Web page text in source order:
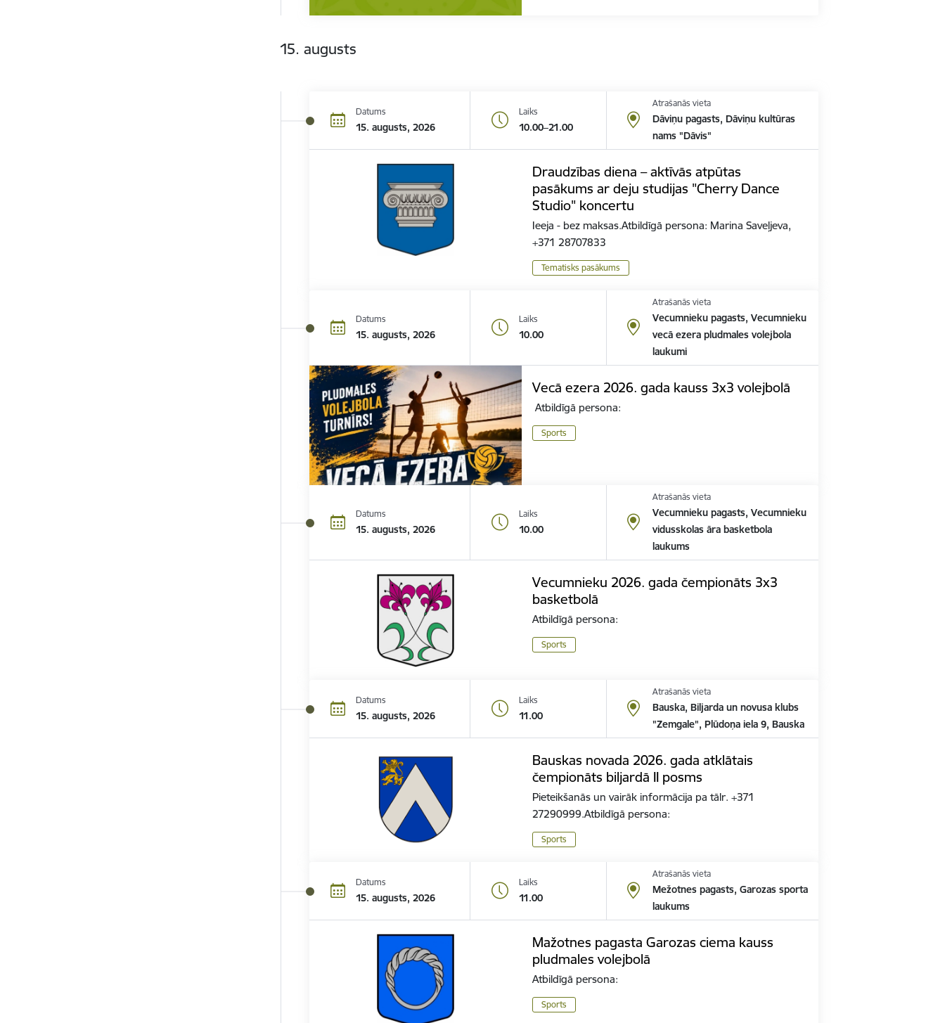
15. augusts
Datums
15. augusts, 2026
Laiks
10.00–21.00
Atrašanās vieta
Dāviņu pagasts, Dāviņu kultūras
nams "Dāvis"
Draudzības diena – aktīvās atpūtas
pasākums ar deju studijas "Cherry Dance
Studio" koncertu
Ieeja - bez maksas.Atbildīgā persona: Marina Saveļjeva,
+371 28707833
Tematisks pasākums
Datums
15. augusts, 2026
Laiks
10.00
Atrašanās vieta
Vecumnieku pagasts, Vecumnieku
vecā ezera pludmales volejbola
laukumi
Vecā ezera 2026. gada kauss 3x3 volejbolā
Atbildīgā persona:
Sports
Datums
15. augusts, 2026
Laiks
10.00
Atrašanās vieta
Vecumnieku pagasts, Vecumnieku
vidusskolas āra basketbola
laukums
Vecumnieku 2026. gada čempionāts 3x3
basketbolā
Atbildīgā persona:
Sports
Datums
15. augusts, 2026
Laiks
11.00
Atrašanās vieta
Bauska, Biljarda un novusa klubs
"Zemgale", Plūdoņa iela 9, Bauska
Bauskas novada 2026. gada atklātais
čempionāts biljardā II posms
Pieteikšanās un vairāk informācija pa tālr. +371
27290999.Atbildīgā persona:
Sports
Datums
15. augusts, 2026
Laiks
11.00
Atrašanās vieta
Mežotnes pagasts, Garozas sporta
laukums
Mažotnes pagasta Garozas ciema kauss
pludmales volejbolā
Atbildīgā persona:
Sports